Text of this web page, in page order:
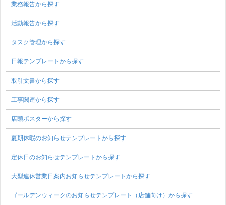
業務報告から探す
活動報告から探す
タスク管理から探す
日報テンプレートから探す
取引文書から探す
工事関連から探す
店頭ポスターから探す
夏期休暇のお知らせテンプレートから探す
定休日のお知らせテンプレートから探す
大型連休営業日案内お知らせテンプレートから探す
ゴールデンウィークのお知らせテンプレート（店舗向け）から探す